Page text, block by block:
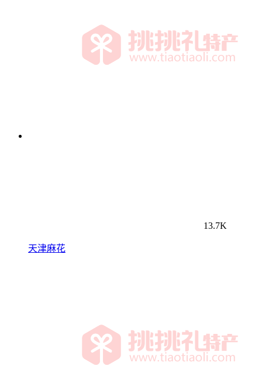
13.7K
天津麻花